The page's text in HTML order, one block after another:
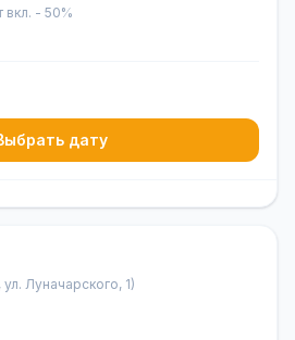
вкл. - 50%
дату
Луначарского, 1)